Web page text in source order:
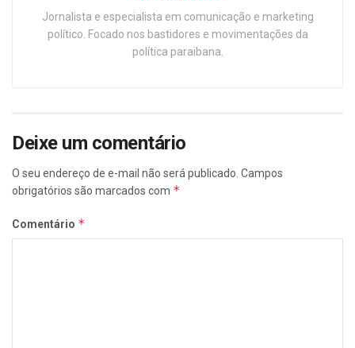
Jornalista e especialista em comunicação e marketing
político. Focado nos bastidores e movimentações da
política paraibana.
Deixe um comentário
O seu endereço de e-mail não será publicado. Campos
obrigatórios são marcados com *
Comentário *